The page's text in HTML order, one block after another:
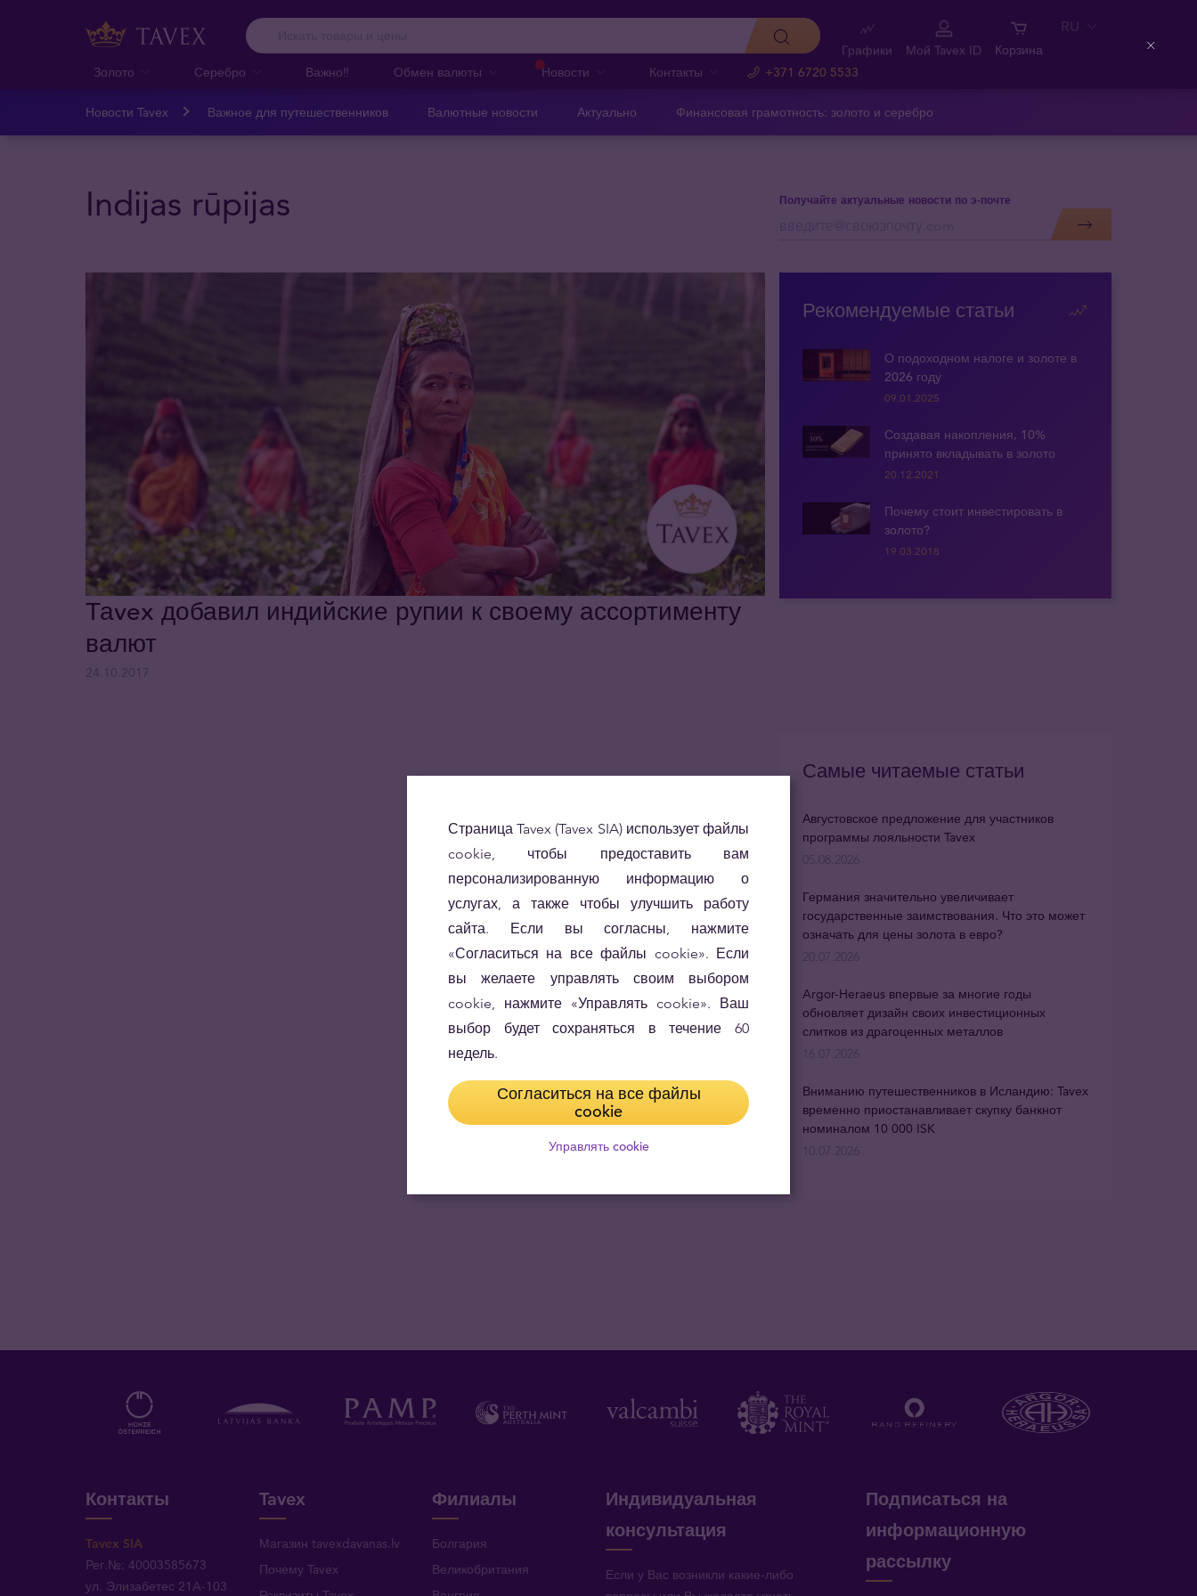
Золото Серебро Важно‼️ Обмен валюты Новости Контакты +371 6720 5533
Графики Мой Tavex ID Корзина
RU
Новости Tavex Важное для путешественников Валютные новости Актуально Финансовая грамотность: золото и серебро
Indijas rūpijas Получайте актуальные новости по э-почте
Таvex добавил индийские рупии к своему ассортименту
валют
Рекомендуемые статьи
О подоходном налоге и золоте в
2026 году
09.01.2025
Создавая накопления, 10%
принято вкладывать в золото
20.12.2021
Почему стоит инвестировать в
золото?
19.03.2018
Самые читаемые статьи
Августовское предложение для участников
программы лояльности Tavex
Германия значительно увеличивает
государственные заимствования. Что это может
означать для цены золота в евро?
20.07.2026
Argor-Heraeus впервые за многие годы
обновляет дизайн своих инвестиционных
слитков из драгоценных металлов
16.07.2026
Вниманию путешественников в Исландию: Tavex
временно приостанавливает скупку банкнот
номиналом 10 000 ISK
10.07.2026
Контакты
Tavex SIA
Рег.№: 40003585673
ул. Элизабетес 21A-103
Tavex
Магазин tavexdavanas.lv
Почему Tavex
Филиалы
Болгария
Великобритания
Индивидуальная
консультация
Если у Вас возникли какие-либо
Подписаться на
информационную
рассылку
Страница Tavex (Tavex SIA) использует файлы
cookie, чтобы предоставить вам
персонализированную информацию о
услугах, а также чтобы улучшить работу
сайта. Если вы согласны, нажмите
«Согласиться на все файлы cookie». Если
вы желаете управлять своим выбором
cookie, нажмите «Управлять cookie». Ваш
выбор будет сохраняться в течение 60
недель.
Согласиться на все файлы
cookie
Управлять cookie
Close